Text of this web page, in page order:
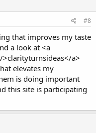
#8
that improves my taste
a look at <a
>clarityturnsideas</a>
elevates my
is doing important
this site is participating